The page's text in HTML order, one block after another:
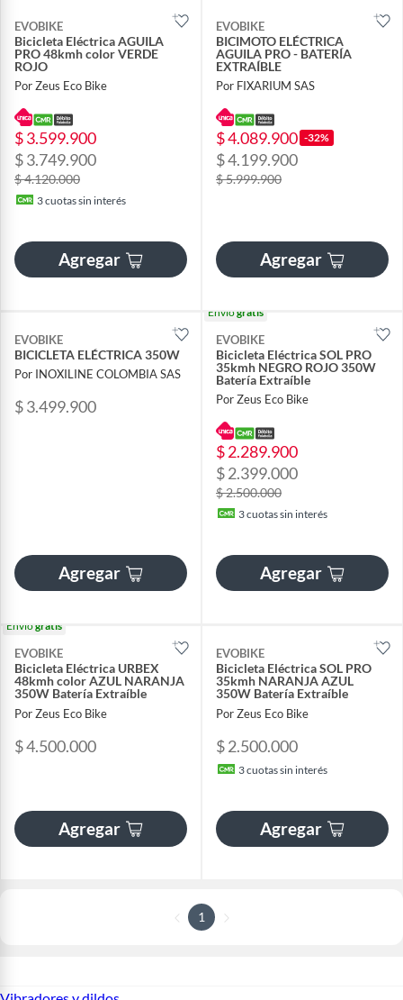
EVOBIKE
Bicicleta Eléctrica AGUILA
PRO 48kmh color VERDE
ROJO
Por Zeus Eco Bike
$ 3.599.900
$ 3.749.900
$ 4.120.000
3cuotas sin interés
Agregar
EVOBIKE
BICIMOTO ELÉCTRICA
AGUILA PRO - BATERÍA
EXTRAÍBLE
Por FIXARIUM SAS
$ 4.089.900 -32%
$ 4.199.900
$ 5.999.900
Agregar
EVOBIKE
BICICLETA ELÉCTRICA 350W
Por INOXILINE COLOMBIA SAS
$ 3.499.900
Agregar
Envíogratis
EVOBIKE
Bicicleta Eléctrica SOL PRO
35kmh NEGRO ROJO 350W
Batería Extraíble
Por Zeus Eco Bike
$ 2.289.900
$ 2.399.000
$ 2.500.000
3cuotas sin interés
Agregar
Envíogratis
EVOBIKE
Bicicleta Eléctrica URBEX
48kmh color AZUL NARANJA
350W Batería Extraíble
Por Zeus Eco Bike
$ 4.500.000
Agregar
EVOBIKE
Bicicleta Eléctrica SOL PRO
35kmh NARANJA AZUL
350W Batería Extraíble
Por Zeus Eco Bike
$ 2.500.000
3cuotas sin interés
Agregar
1